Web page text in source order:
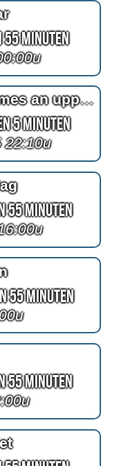
55 Minuten
Your kitchen knife becomes an uppercase wide latin G like the Gold's Gym logo
5 Minuten
22:10u
55 Minuten
55 Minuten
55 Minuten